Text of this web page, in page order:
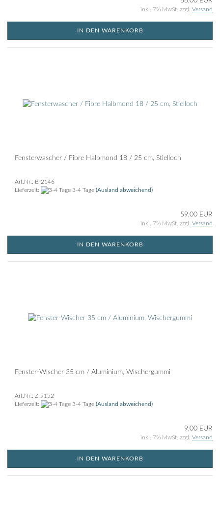
inkl. 7% MwSt. zzgl. Versand
IN DEN WARENKORB
Fensterwascher / Fibre Halbmond 18 / 25 cm, Stielloch
Art.Nr.: B-2146
Lieferzeit:
3-4 Tage (Ausland abweichend)
59,00 EUR
inkl. 7% MwSt. zzgl. Versand
IN DEN WARENKORB
Fenster-Wischer 35 cm / Aluminium, Wischergummi
Art.Nr.: Z-9152
Lieferzeit:
3-4 Tage (Ausland abweichend)
9,00 EUR
inkl. 7% MwSt. zzgl. Versand
IN DEN WARENKORB